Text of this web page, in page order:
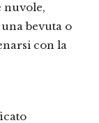
nuvole,
bevuta o
con la